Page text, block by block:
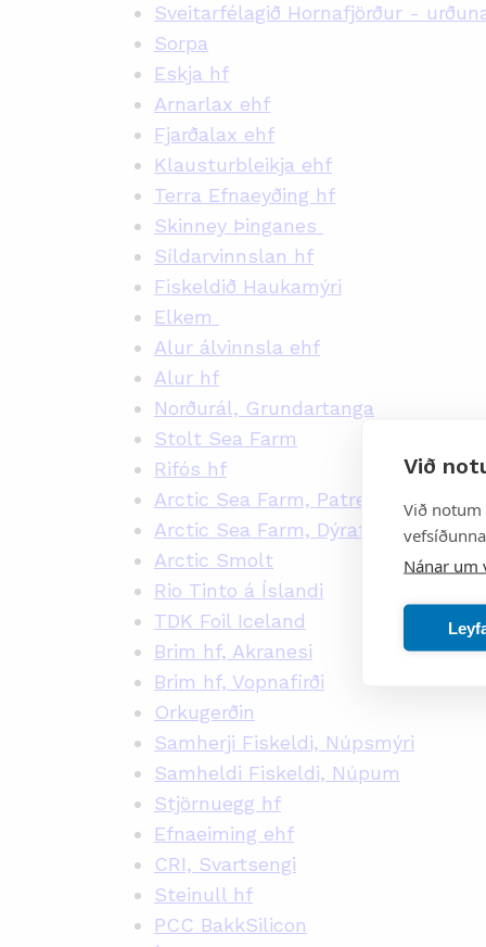
Við
Við
Nánar um
Sveitarfélagið Hornafjörður -
Sorpa
Eskja hf
Arnarlax ehf
Fjarðalax ehf
Klausturbleikja ehf
Terra Efnaeyðing hf
Skinney Þinganes
Síldarvinnslan hf
Fiskeldið Haukamýri
Elkem
Alur álvinnsla ehf
Alur hf
Norðurál, Grundartanga
Stolt Sea Farm
Rifós hf
Arctic Sea Farm, Patreks- og
Arctic Sea Farm, Dýrafirði
Arctic Smolt
Rio Tinto á Íslandi
TDK Foil Iceland
Brim hf, Akranesi
Brim hf, Vopnafirði
Orkugerðin
Samherji Fiskeldi, Núpsmýri
Samheldi Fiskeldi, Núpum
Stjörnuegg hf
Efnaeiming ehf
CRI, Svartsengi
Steinull hf
PCC BakkSilicon